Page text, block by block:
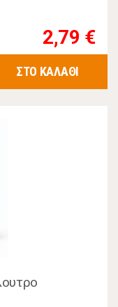
2,79 €
ΣΤΟ ΚΑΛΑΘΙ